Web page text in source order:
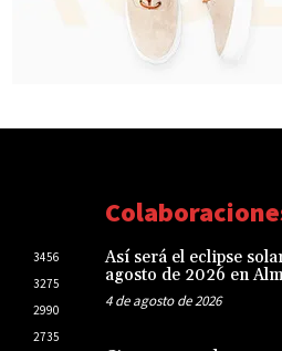
3456
3275
2990
2735
Así será el eclipse
agosto de 2026 en
4 de agosto de 2026